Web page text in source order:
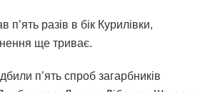
разів в бік Курилівки,
ще триває.
п’ять спроб загарбників